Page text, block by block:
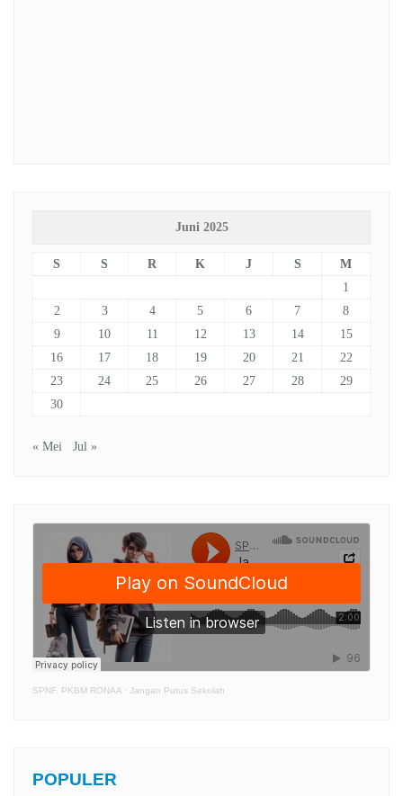
Juni 2025
S S R K J S
M
1
2
3 4 5 6 7
8
9
10 11 12 13 14
15
16
17 18 19 20 21
22
23
24 25 26 27 28
29
30
« Mei Jul »
SPNF. PKBM RONAA · Jangan Putus Sekolah
POPULER